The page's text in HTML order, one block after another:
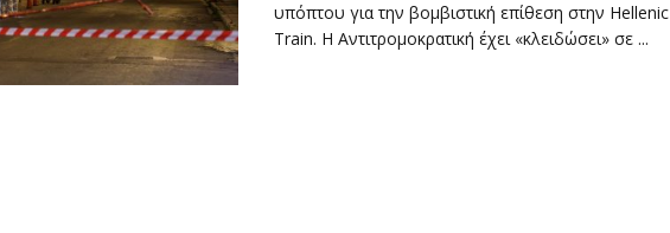
υπόπτου για την βομβιστική επίθεση στην Hellenic
Train. Η Αντιτρομοκρατική έχει «κλειδώσει» σε ...